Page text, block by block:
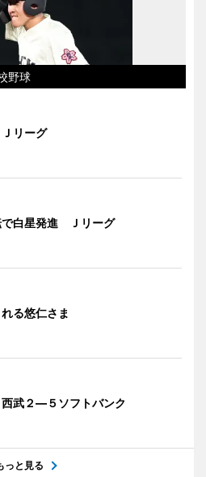
野球
リーグ
で白星発進 Ｊリーグ
る悠仁さま
武２―５ソフトバンク
っと見る